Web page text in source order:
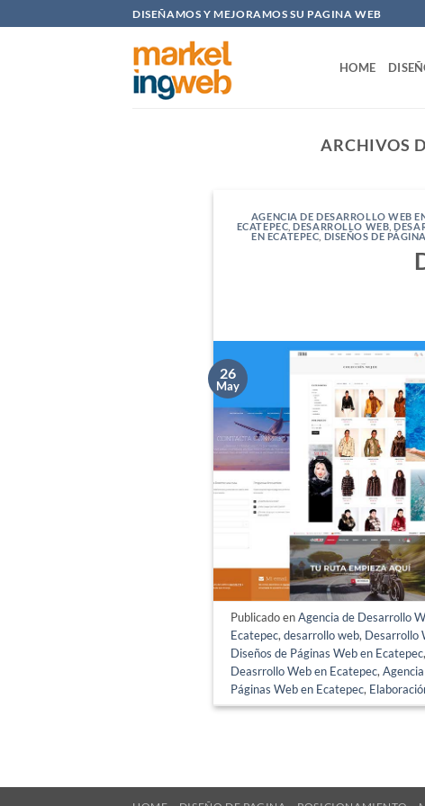
al
DISEÑAMOS Y MEJORAMOS SU PAGINA WEB
HOME
ARCHIVOS
AGENCIA DE DESARROLLO WEB
ECATEPEC ,DESARROLLO WEB ,
EN ECATEPEC DISEÑOS DE
26
May
Publicado enAgencia de Desarrollo
Ecatepec,desarrollo web, Desarrollo
Diseños de Páginas Web en Ecatepec,
Deasrrollo Web en Ecatepec,
Páginas Web en Ecatepec,